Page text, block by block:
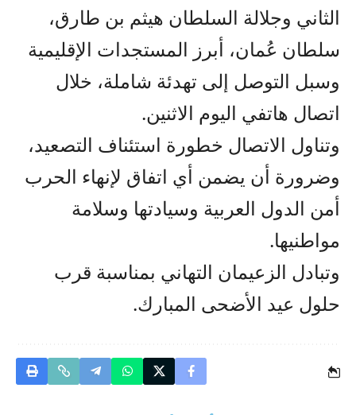
الثاني وجلالة السلطان هيثم بن طارق،
سلطان عُمان، أبرز المستجدات الإقليمية
وسبل التوصل إلى تهدئة شاملة، خلال
اتصال هاتفي اليوم الاثنين.
وتناول الاتصال خطورة استئناف التصعيد،
وضرورة أن يضمن أي اتفاق لإنهاء الحرب
أمن الدول العربية وسيادتها وسلامة
مواطنيها.
وتبادل الزعيمان التهاني بمناسبة قرب
حلول عيد الأضحى المبارك.